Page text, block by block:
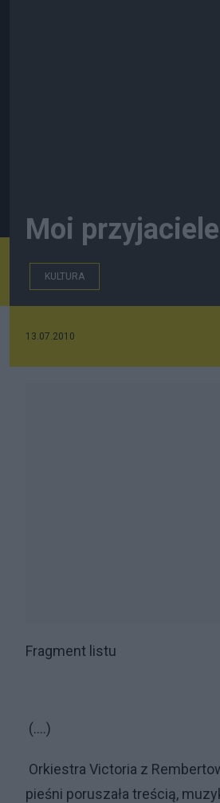
Moi
KULTURA
13.07.2010
Fragment listu
(....)
Orkiestra Victoria z
pieśni poruszała treścią,